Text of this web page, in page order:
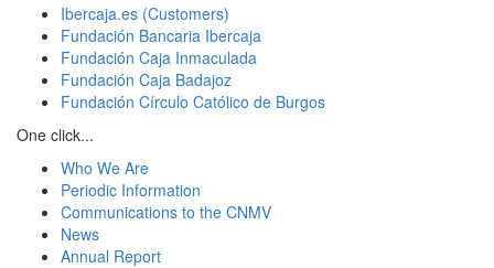
Ibercaja.es (Customers)
Fundación Bancaria Ibercaja
Fundación Caja Inmaculada
Fundación Caja Badajoz
Fundación Círculo Católico de Burgos
One click...
Who We Are
Periodic Information
Communications to the CNMV
News
Annual Report